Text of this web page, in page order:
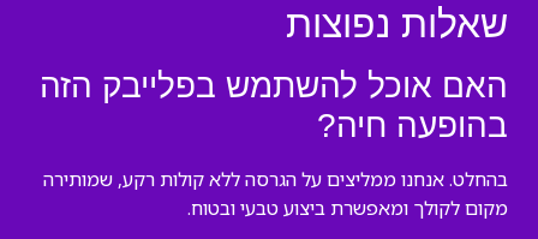
שאלות נפוצות
האם אוכל להשתמש בפלייבק הזה
בהופעה חיה?
בהחלט. אנחנו ממליצים על הגרסה ללא קולות רקע, שמותירה
מקום לקולך ומאפשרת ביצוע טבעי ובטוח.